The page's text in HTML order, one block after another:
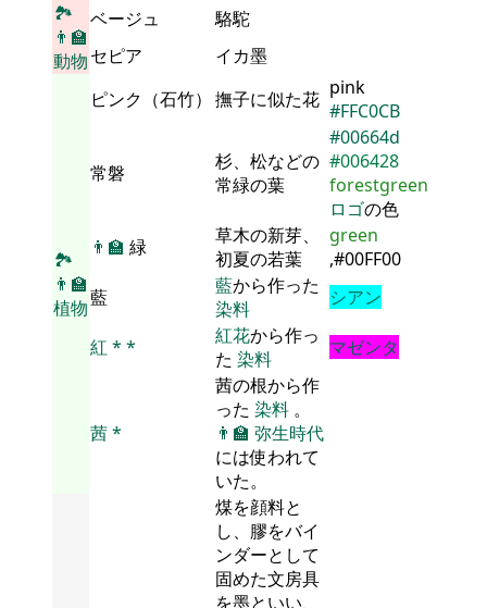
🏞
👨‍🏫
動物
ベージュ
駱駝
セピア
イカ墨
🏞
👨‍🏫
植物
ピンク（石竹） 撫子に似た花 pink
#FFC0CB
常磐
杉、松などの
常緑の葉
#00664d
#006428
forestgreen
ロゴの色
👨‍🏫 緑
草木の新芽、
初夏の若葉
green
,#00FF00
藍
藍から作った
染料
シアン
紅* * 紅花から作っ
た 染料 マゼンタ
茜*
茜の根から作
った 染料 。
👨‍🏫 弥生時代
には使われて
いた。
煤を顔料と
し、膠をバイ
ンダーとして
固めた文房具
を墨といい、